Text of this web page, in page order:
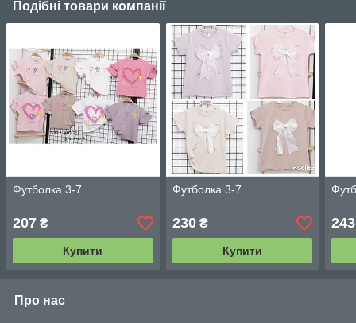
Подібні товари компанії
Футболка 3-7
207 ₴
Купити
Футболка 3-7
230₴
Купити
243
Про нас